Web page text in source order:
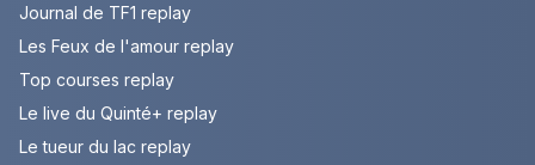
Journal de TF1 replay
Les Feux de l'amour replay
Top courses replay
Le live du Quinté+ replay
Le tueur du lac replay